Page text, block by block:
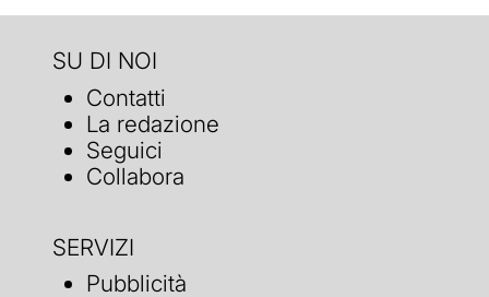
SU DI NOI
Contatti
La redazione
Seguici
Collabora
SERVIZI
Pubblicità